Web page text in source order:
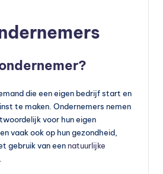
die een eigen bedrijf start en
te maken. Ondernemers nemen
voor hun eigen
vaak ook op hun gezondheid,
gebruik van een natuurlijke